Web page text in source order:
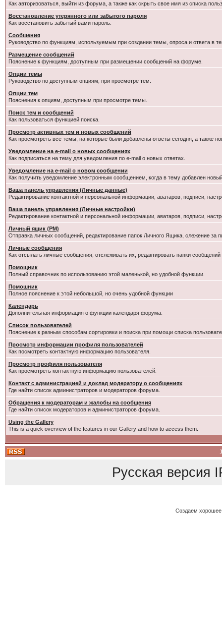
Как авторизоваться, выйти из форума, а также как скрыть свое имя из списка
Восстановление утерянного или забытого пароля
Как восстановить забытый вами пароль.
Сообщения
Руководство по функциям, используемым при создании темы, опроса и ответа в
Размещение сообщений
Пояснение к функциям, доступным при размещении сообщений на форуме.
Опции темы
Руководство по доступным опциям, при просмотре тем.
Опции тем
Пояснения к опциям, доступным при просмотре темы.
Поиск тем и сообщений
Как пользоваться функцией поиска.
Просмотр активных тем и новых сообщений
Как просмотреть все темы, на которые были добавлены ответы сегодня, а также
Уведомление на e-mail о новых сообщениях
Как подписаться на тему для уведомления по e-mail о новых ответах.
Уведомление на е-mail о новом сообщении
Как получить уведомление электронным сообщением, когда в тему добавлен
Ваша панель управления (Личные данные)
Редактирование контактной и персональной информации, аватаров, подписи,
Ваша панель управления (Личные настройки)
Редактирование контактной и персональной информации, аватаров, подписи,
Личный ящик (PM)
Отправка личных сообщений, редактирование папок Личного Ящика, слежение за
Личные сообщения
Как отсылать личные сообщения, отслеживать их, редактировать папки
Помощник
Полный справочник по использованию этой маленькой, но удобной функции.
Помошник
Полное пояснение к этой небольшой, но очень удобной функции
Календарь
Дополнительная информация о функции календаря форума.
Список пользователей
Пояснение к разным способам сортировки и поиска при помощи списка
Просмотр информации профиля пользователей
Как посмотреть контактную информацию пользователя.
Просмотр профиля пользователя
Как просмотреть контактную информацию пользователей.
Контакт с администрацией и доклад модератору о сообщениях
Где найти список администраторов и модераторов форума.
Обращения к модераторам и жалобы на сообщения
Где найти список модераторов и администраторов форума.
Using the Gallery
This is a quick overview of the features in our Gallery and how to access them.
Русская версия
Создаем